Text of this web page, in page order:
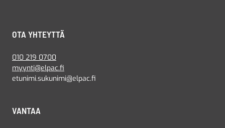
OTA YHTEYTTÄ
010 219 0700
myynti@elpac.fi
etunimi.sukunimi@elpac.fi
VANTAA